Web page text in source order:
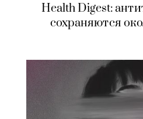
Health Digest:
сохраняются